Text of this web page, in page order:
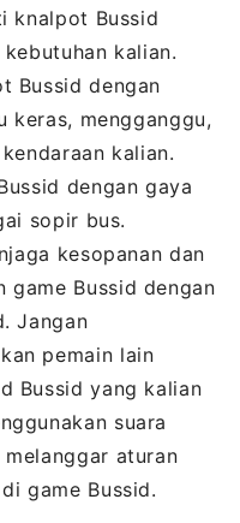
knalpot Bussid
kalian.
Bussid dengan
keras, mengganggu,
kalian.
dengan gaya
sopir bus.
kesopanan dan
game Bussid dengan
Jangan
pemain lain
Bussid yang kalian
suara
aturan
game Bussid.